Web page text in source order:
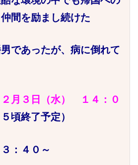
間を励まし続けた
たが、病に倒れて
２月３日（水） １４：０
頃終了予定）
：４０～